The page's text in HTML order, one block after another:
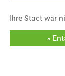
Ihre Stadt war
»